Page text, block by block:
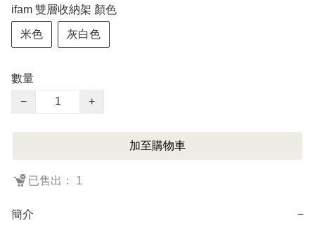
ifam 雙層收納架 顏色
米色 灰白色
數量
−
+
加至購物車
已售出： 1
簡介 −